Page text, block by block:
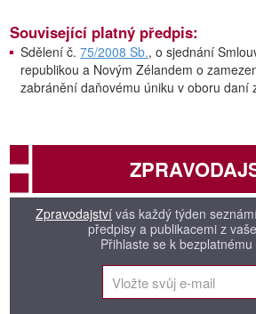
Související platný předpis:
Sdělení č. 75/2008 Sb., o sjednání
republikou a Novým Zélandem o
zabránění daňovému úniku v oboru daní
Zpravodajství vás každý týden
předpisy a publikacemi z
Přihlaste se k